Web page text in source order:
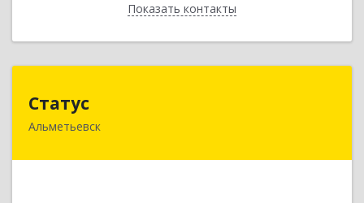
Показать контакты
Назад
Статус
Альметьевск
423450, Татарстан Респ, Альметьевск г, Мира